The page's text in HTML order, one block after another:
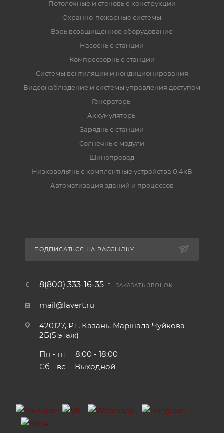
Потолочные и стеновые конструкции
Охранно-пожарные системы
Взрывозащищенное оборудование
Насосные станции
Компрессорные станции
Системы вентиляции и кондиционирования
Видеонаблюдение и системы управления доступом
Генераторы
Аккумуляторы
Зарядные станции
Солнечные модули
Шинопровод
Низковольтные комплектные устройства 0,4кВ
Автоматизация зданий и процессов
ПОДПИСАТЬСЯ НА РАССЫЛКУ
8(800) 333-16-35 ЗАКАЗАТЬ ЗВОНОК
mail@lavert.ru
420127, РТ, Казань, Маршала Чуйкова
2Б(5 этаж)
Пн - пт
8:00 - 18:00
Сб - вс
Выходной